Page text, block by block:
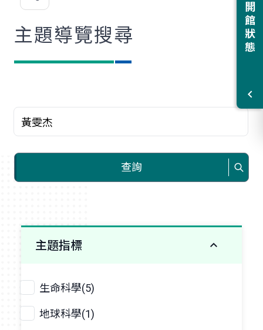
開館狀態
歡
主題導覽搜尋
查詢關鍵字
查詢
主題指標
生命科學(5)
地球科學(1)